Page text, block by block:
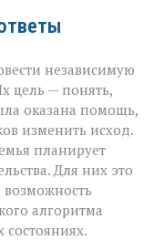
независимую
цель — понять,
оказана помощь,
изменить исход.
планирует
Для них это
возможность
алгоритма